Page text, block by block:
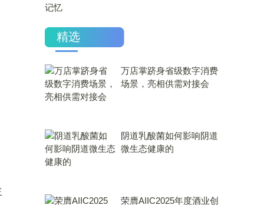
精选
万店掌跻身省级数字消费
场景，亮相供需对接会
​阴道乳酸菌如何影响阴道
微生态健康的
荣膺AIIC2025年度酒业创